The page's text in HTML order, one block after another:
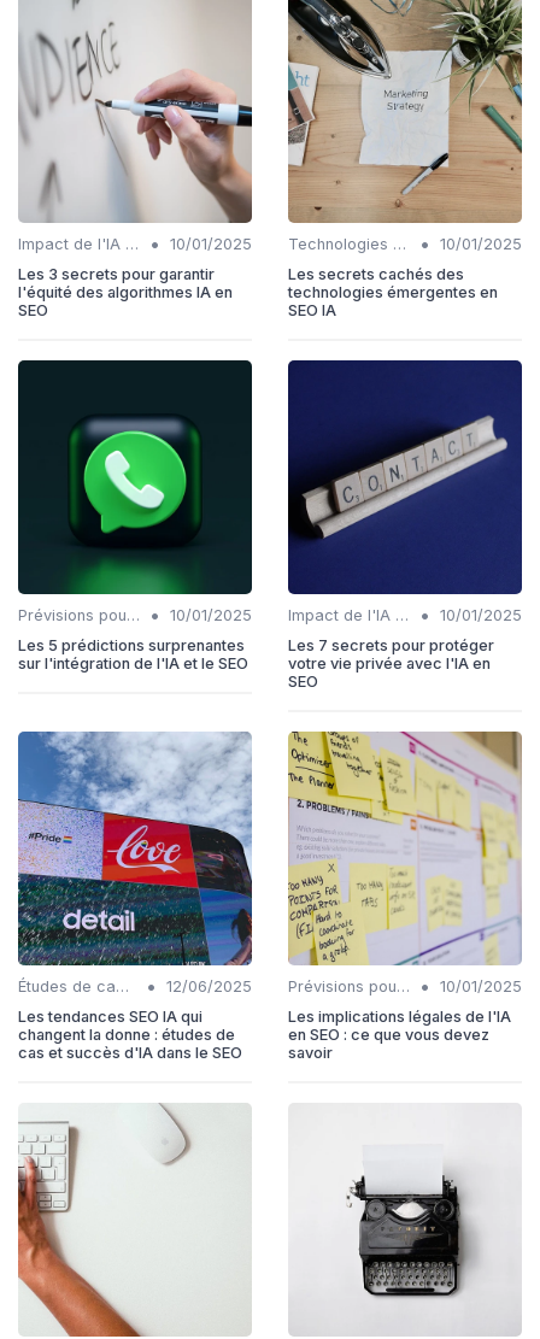
Impact de l'IA sur les rôles SEO •
10/01/2025
Les 3 secrets pour garantir
l'équité des algorithmes IA en
SEO
Technologies émergentes en SEO IA •
10/01/2025
Les secrets cachés des
technologies émergentes en
SEO IA
Prévisions pour l'intégration IA et SEO •
10/01/2025
Les 5 prédictions surprenantes
sur l'intégration de l'IA et le SEO
Impact de l'IA sur les rôles SEO •
10/01/2025
Les 7 secrets pour protéger
votre vie privée avec l'IA en
SEO
Études de cas et succès d'IA dans le SEO •
12/06/2025
Les tendances SEO IA qui
changent la donne : études de
cas et succès d'IA dans le SEO
Prévisions pour l'intégration IA et SEO •
10/01/2025
Les implications légales de l'IA
en SEO : ce que vous devez
savoir